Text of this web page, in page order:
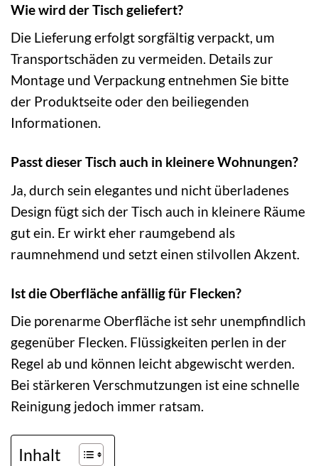
Wie wird der Tisch geliefert?
Die Lieferung erfolgt sorgfältig verpackt, um
Transportschäden zu vermeiden. Details zur
Montage und Verpackung entnehmen Sie bitte
der Produktseite oder den beiliegenden
Informationen.
Passt dieser Tisch auch in kleinere Wohnungen?
Ja, durch sein elegantes und nicht überladenes
Design fügt sich der Tisch auch in kleinere Räume
gut ein. Er wirkt eher raumgebend als
raumnehmend und setzt einen stilvollen Akzent.
Ist die Oberfläche anfällig für Flecken?
Die porenarme Oberfläche ist sehr unempfindlich
gegenüber Flecken. Flüssigkeiten perlen in der
Regel ab und können leicht abgewischt werden.
Bei stärkeren Verschmutzungen ist eine schnelle
Reinigung jedoch immer ratsam.
Inhalt